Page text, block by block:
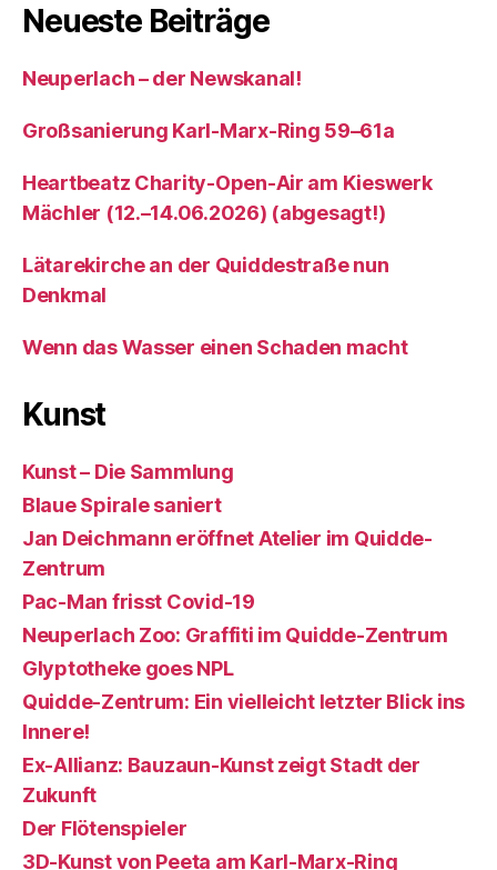
Neueste Beiträge
Neuperlach – der Newskanal!
Großsanierung Karl-Marx-Ring 59–61a
Heartbeatz Charity-Open-Air am Kieswerk
Mächler (12.–14.06.2026) (abgesagt!)
Lätarekirche an der Quiddestraße nun
Denkmal
Wenn das Wasser einen Schaden macht
Kunst
Kunst – Die Sammlung
Blaue Spirale saniert
Jan Deichmann eröffnet Atelier im Quidde-
Zentrum
Pac-Man frisst Covid-19
Neuperlach Zoo: Graffiti im Quidde-Zentrum
Glyptotheke goes NPL
Quidde-Zentrum: Ein vielleicht letzter Blick ins
Innere!
Ex-Allianz: Bauzaun-Kunst zeigt Stadt der
Zukunft
Der Flötenspieler
3D-Kunst von Peeta am Karl-Marx-Ring